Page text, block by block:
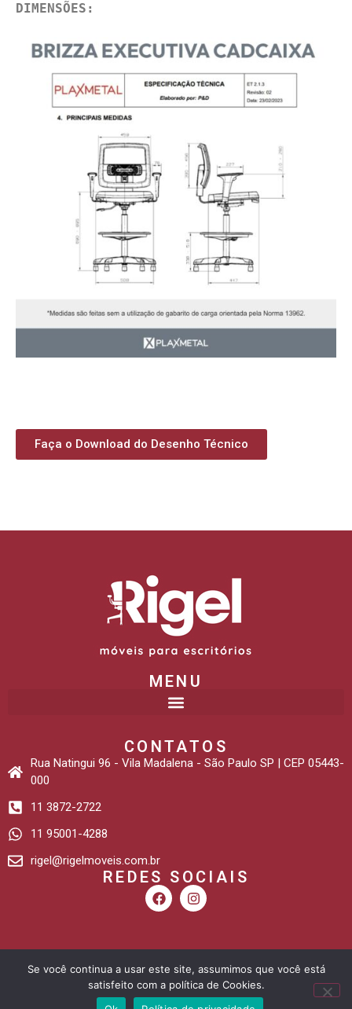
DIMENSÕES:
Faça o Download do Desenho Técnico
MENU
CONTATOS
Rua Natingui 96 - Vila Madalena - São Paulo SP | CEP 05443-
000
11 3872-2722
11 95001-4288
rigel@rigelmoveis.com.br
REDES SOCIAIS
Se você continua a usar este site, assumimos que você está
satisfeito com a política de Cookies.